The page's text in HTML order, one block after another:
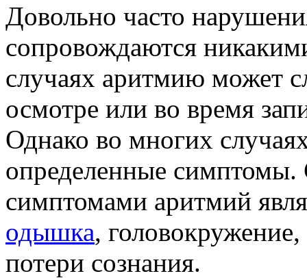
Довольно часто
сопровождаются
случаях аритмию может
осмотре или во время
Однако во многих
определенные
симптомами аритмий
одышка,
потери сознания.